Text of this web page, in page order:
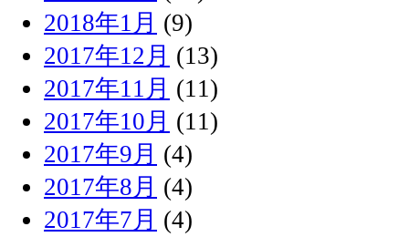
2018年1月 (9)
2017年12月 (13)
2017年11月 (11)
2017年10月 (11)
2017年9月 (4)
2017年8月 (4)
2017年7月 (4)